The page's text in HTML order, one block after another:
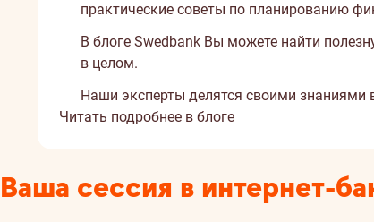
практические советы по планированию
В блоге Swedbank Вы можете найти
в целом.
Наши эксперты делятся своими
Читать подробнее в блоге
Ваша сессия в интернет-